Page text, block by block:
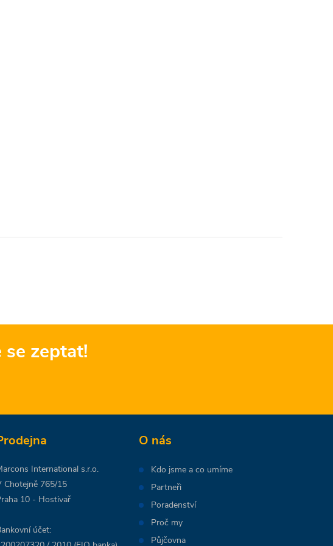
zeptat!
International s.r.o.
Chotejně 765/15
10 - Hostivař
účet:
O nás
Kdo jsme a co umíme
Partneři
Poradenství
Proč my
Půjčovna